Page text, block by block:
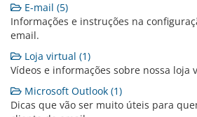
E-mail (5)
Informações e instruções na
email.
Loja virtual (1)
Vídeos e informações sobre nossa loja
Microsoft Outlook (1)
Dicas que vão ser muito úteis para